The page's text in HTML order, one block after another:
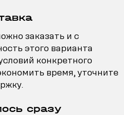
заказать и с
этого варианта
конкретного
время, уточните
сразу